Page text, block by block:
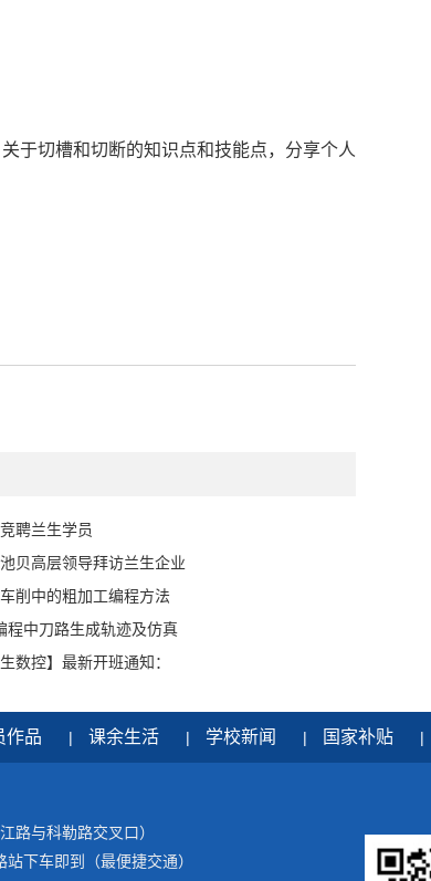
于切槽和切断的知识点和技能点，分享个人
聘兰生学员
贝高层领导拜访兰生企业
削中的粗加工编程方法
程中刀路生成轨迹及仿真
数控】最新开班通知：
作品 | 课余生活 | 学校新闻 | 国家补贴 |
路与科勒路交叉口）
下车即到（最便捷交通）